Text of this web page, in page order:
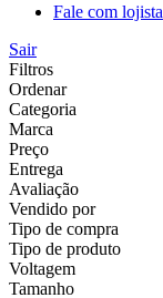
Fale com lojista
Sair
Filtros
Ordenar
Categoria
Marca
Preço
Entrega
Avaliação
Vendido por
Tipo de compra
Tipo de produto
Voltagem
Tamanho